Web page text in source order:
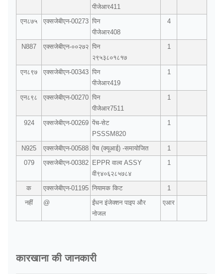
पीजेआर411
एन८७५ एक्सजेबीएन-00273 पिन
पीजेआर408
4
N887 एक्सजेबीएन-००२७२ पिन
२९५३८०१८१७
1
एन८९७ एक्सजेबीएन-00343 पिन
पीजेआर419
1
एन८९८ एक्सजेबीएन-00270 पिन
पीजेआर7511
1
924 एक्सजेबीएन-00269 पेंच-सेट
PSSSM820
1
N925 एक्सजेबीएन-00588 पेंच (क्यूआई) -समायोजित
1
079
एक्सजेबीएन-00382 EPPR वाल्व ASSY
वी९४०६२८५७८४
1
क एक्सजेबीएन-01195 नियामक किट
1
नहीं
@
ईंधन इंजेक्शन पाइप और
नोजल
एआर
कारखाना की जानकारी